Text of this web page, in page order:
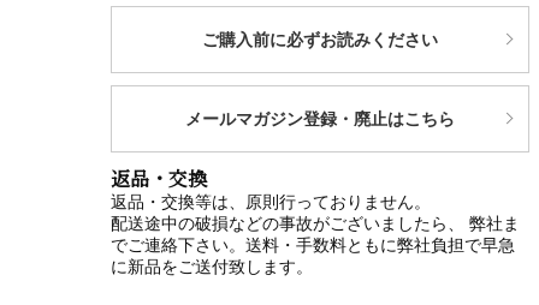
ご購入前に必ずお読みください
メールマガジン登録・廃止はこちら
返品・交換
返品・交換等は、原則行っておりません。
配送途中の破損などの事故がございましたら、 弊社ま
でご連絡下さい。送料・手数料ともに弊社負担で早急
に新品をご送付致します。